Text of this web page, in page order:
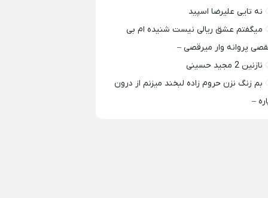
نه تایی علیرضا اسپید
میگفتم عشق ریالی نیست شنیده ام بی
پروانه وار میرقصی –
نازنین 2 مجید حسینی
بم زنگ نزن حروم زاده لبخند میزنم از درون
–